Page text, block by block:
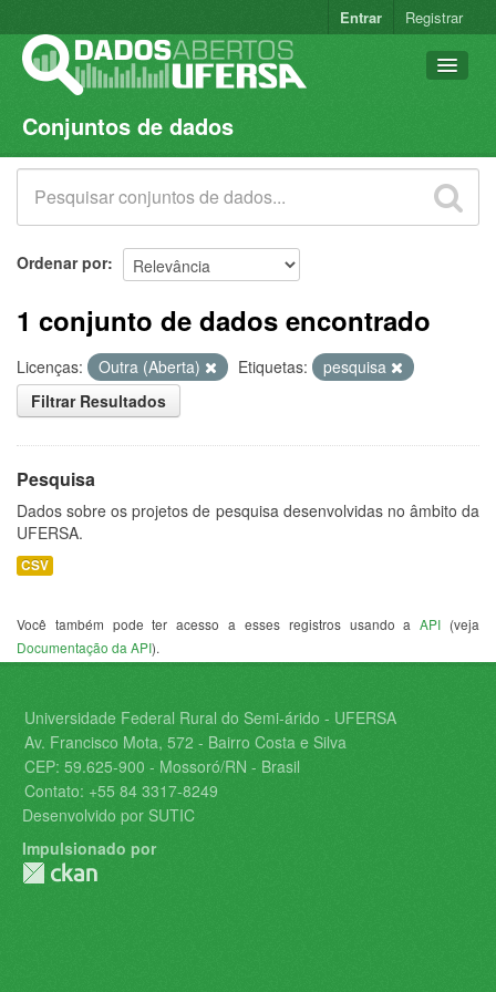
Entrar Registrar
Conjuntos de dados
Organizações
Grupos
Conjuntos de dados
Ordenar por
1 conjunto de dados encontrado
Licenças: Outra (Aberta) Etiquetas:
pesquisa
Filtrar Resultados
Pesquisa
Dados sobre os projetos de pesquisa desenvolvidas no âmbito da
UFERSA.
CSV
Você também pode ter acesso a esses registros usando aAPI (veja
Documentação da API).
Universidade Federal Rural do Semi-árido - UFERSA
Av. Francisco Mota, 572 - Bairro Costa e Silva
CEP: 59.625-900 - Mossoró/RN - Brasil
Contato: +55 84 3317-8249
Desenvolvido por SUTIC
Impulsionado por